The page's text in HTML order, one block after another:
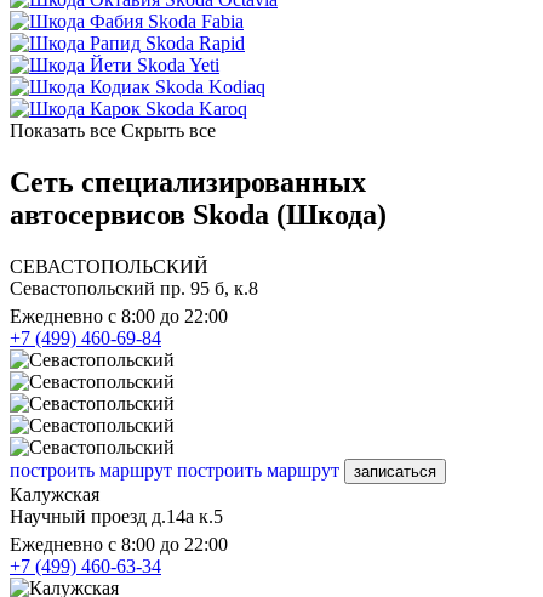
Skoda Fabia
Skoda Rapid
Skoda Yeti
Skoda Kodiaq
Skoda Karoq
Показать все Скрыть все
Сеть специализированных
автосервисов Skoda (Шкода)
СЕВАСТОПОЛЬСКИЙ
Севастопольский пр. 95 б, к.8
Ежедневно с 8:00 до 22:00
+7 (499) 460-69-84
построить маршрут построить маршрут записаться
Калужская
Научный проезд д.14а к.5
Ежедневно с 8:00 до 22:00
+7 (499) 460-63-34